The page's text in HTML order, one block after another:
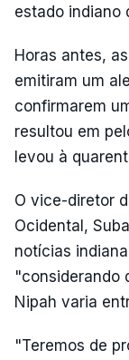
estado indiano
Horas antes,
emitiram um
confirmarem
resultou em
levou à
O vice-diretor
Ocidental,
notícias
"considerando
Nipah varia
"Teremos de